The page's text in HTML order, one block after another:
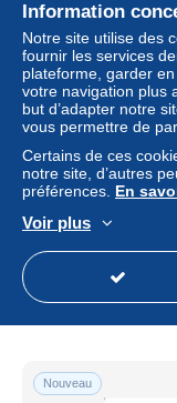
Iceland 1976
History - Various
Statut
Nouveau
Information
Notre site utilise des
fournir les services
plateforme, garder
votre navigation plus
but d’adapter notre
vous permettre de
Certains de ces
notre site, d’autres
préférences. En
Voir plus